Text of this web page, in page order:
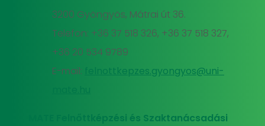
3200 Gyöngyös, Mátrai út 36.
Telefon: +36 37 518 326, +36 37 518 327,
+36 20 534 9789
E-mail:
felnottkepzes.gyongyos@uni-
MATE Felnőttképzési és Szaktanácsadási